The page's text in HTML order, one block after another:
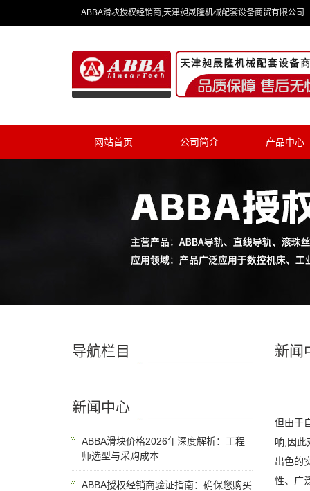
ABBA滑块授权经销商,天津昶晟隆机械配套设备商贸有限公司
网站首页 公司简介 产品中心
新闻
但由于
响,因此
出色的
性、广
导航栏目
新闻中心
ABBA滑块价格2026年深度解析：工程
师选型与采购成本
ABBA授权经销商验证指南：确保您购买